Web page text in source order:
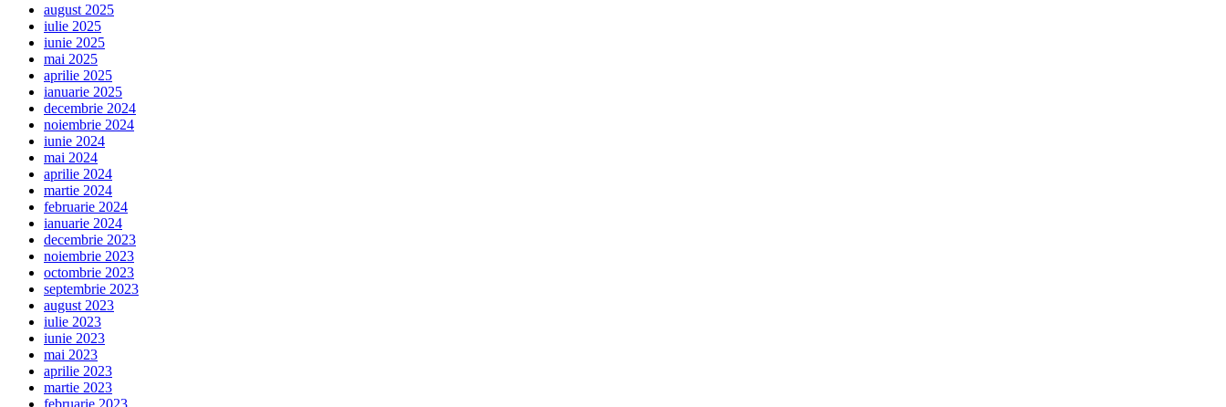
august 2025
iulie 2025
iunie 2025
mai 2025
aprilie 2025
ianuarie 2025
decembrie 2024
noiembrie 2024
iunie 2024
mai 2024
aprilie 2024
martie 2024
februarie 2024
ianuarie 2024
decembrie 2023
noiembrie 2023
octombrie 2023
septembrie 2023
august 2023
iulie 2023
iunie 2023
mai 2023
aprilie 2023
martie 2023
februarie 2023